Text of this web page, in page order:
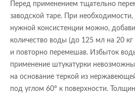
Перед применением тщательно
заводской таре. При
нужной консистенции можно,
количество воды (до 125 мл на 20
и повторно перемешав. Избыток
применение штукатурки
на основание теркой из
под углом 60° к поверхности.